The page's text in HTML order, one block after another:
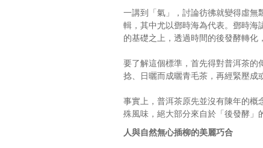
一講到「氣」，討論彷彿就變得虛
輯，其中尤以鄧時海為代表。鄧時
的基礎之上，透過時間的後發酵轉化
要了解這個標準，首先得對普洱茶
捻、日曬而成曬青毛茶，再經緊壓成
事實上，普洱茶原先並沒有陳年的
殊風味，絕大部分來自於「後發酵」
人與自然無心插柳的美麗巧合